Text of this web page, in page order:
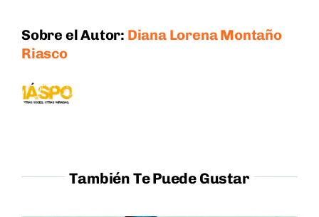
Sobre el Autor: Diana Lorena Montaño
Riasco
También Te Puede Gustar